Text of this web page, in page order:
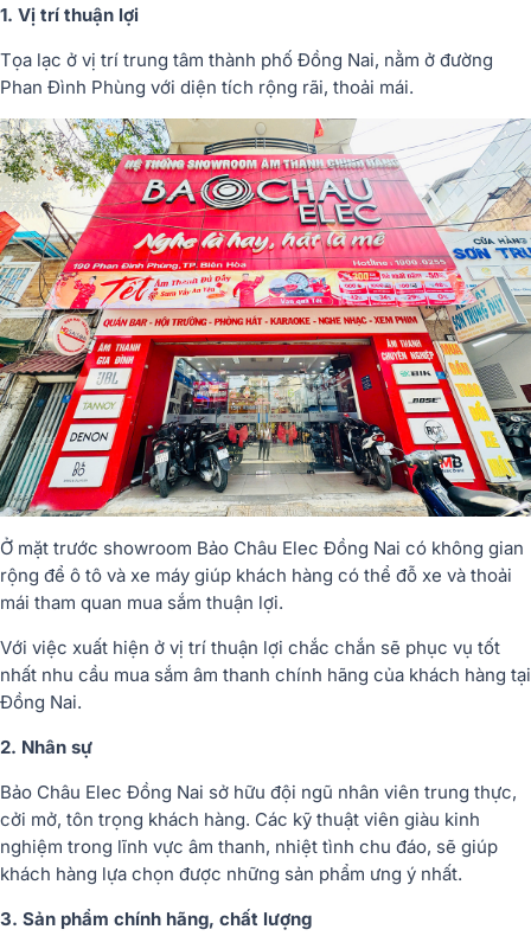
1. Vị trí thuận lợi
Tọa lạc ở vị trí trung tâm thành phố Đồng Nai, nằm ở đường
Phan Đình Phùng với diện tích rộng rãi, thoải mái.
Ở mặt trước showroom Bảo Châu Elec Đồng Nai có không gian
rộng để ô tô và xe máy giúp khách hàng có thể đỗ xe và thoải
mái tham quan mua sắm thuận lợi.
Với việc xuất hiện ở vị trí thuận lợi chắc chắn sẽ phục vụ tốt
nhất nhu cầu mua sắm âm thanh chính hãng của khách hàng tại
Đồng Nai.
2. Nhân sự
Bảo Châu Elec Đồng Nai sở hữu đội ngũ nhân viên trung thực,
cởi mở, tôn trọng khách hàng. Các kỹ thuật viên giàu kinh
nghiệm trong lĩnh vực âm thanh, nhiệt tình chu đáo, sẽ giúp
khách hàng lựa chọn được những sản phẩm ưng ý nhất.
3. Sản phẩm chính hãng, chất lượng